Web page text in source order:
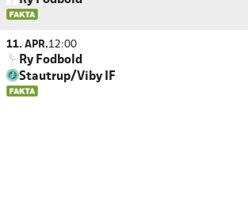
11. APR.12:00
Ry Fodbold
Stautrup/Viby IF